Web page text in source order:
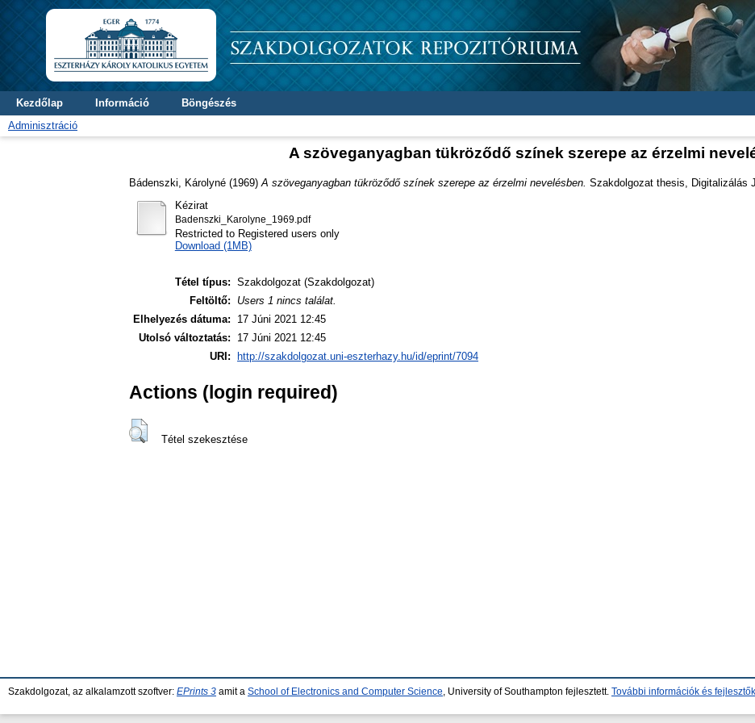
Kezdőlap Információ
Böngészés
Adminisztráció
A szöveganyagban tükröződő színek szerepe az érzelmi
Bádenszki, Károlyné (1969) A szöveganyagban tükröződő színek szerepe az érzelmi nevelésben. Szakdolgozat thesis, Digitalizálás
Kézirat
Badenszki_Karolyne_1969.pdf
Restricted to Registered users only
Download (1MB)
Tétel típus: Szakdolgozat (Szakdolgozat)
Feltöltő:
Users 1 nincs találat.
Elhelyezés dátuma:
17 Júni 2021 12:45
Utolsó változtatás:
17 Júni 2021 12:45
URI:
http://szakdolgozat.uni-eszterhazy.hu/id/eprint/7094
Actions (login required)
Tétel szekesztése
Szakdolgozat, az alkalamzott szoftver: EPrints 3 amit a School of Electronics and Computer Science , University of Southampton fejlesztett. További információk és fejlesztők